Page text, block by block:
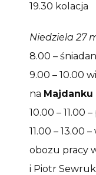
19.30 kolacja
Niedziela 27
8.00 –
9.00 – 10.00
na Majdanku
10.00 – 11.00
11.00 – 13.00
obozu pracy
i Piotr